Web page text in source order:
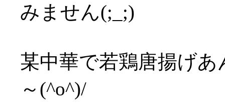
みません(;_;)
某中華で若鶏唐揚げ
～(^o^)/